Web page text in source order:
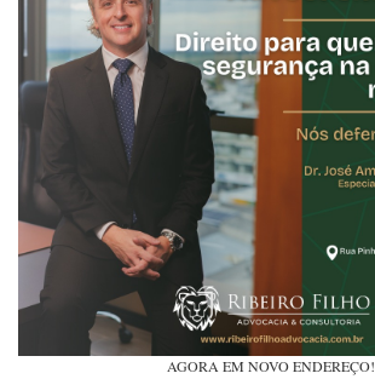
AGORA EM NOVO ENDEREÇO!